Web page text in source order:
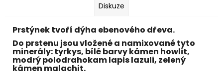
Diskuze
Prstýnek tvoří dýha ebenového dřeva.
Do prstenu jsou vložené a namixované tyto
minerály:tyrkys, bílé barvy kámen howlit,
modrý polodrahokamlapis lazuli, zelený
kámenmalachit.